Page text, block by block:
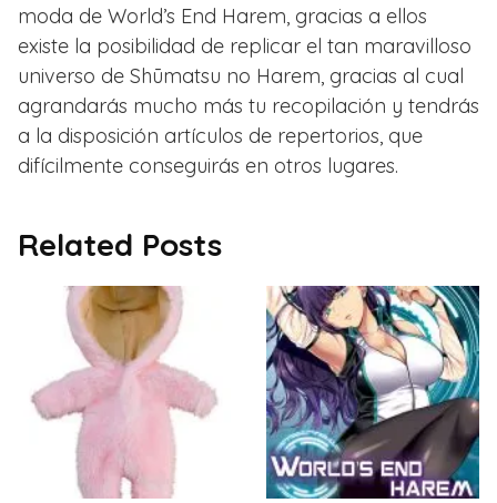
moda de World’s End Harem, gracias a ellos
existe la posibilidad de replicar el tan maravilloso
universo de Shūmatsu no Harem, gracias al cual
agrandarás mucho más tu recopilación y tendrás
a la disposición artículos de repertorios, que
difícilmente conseguirás en otros lugares.
Related Posts